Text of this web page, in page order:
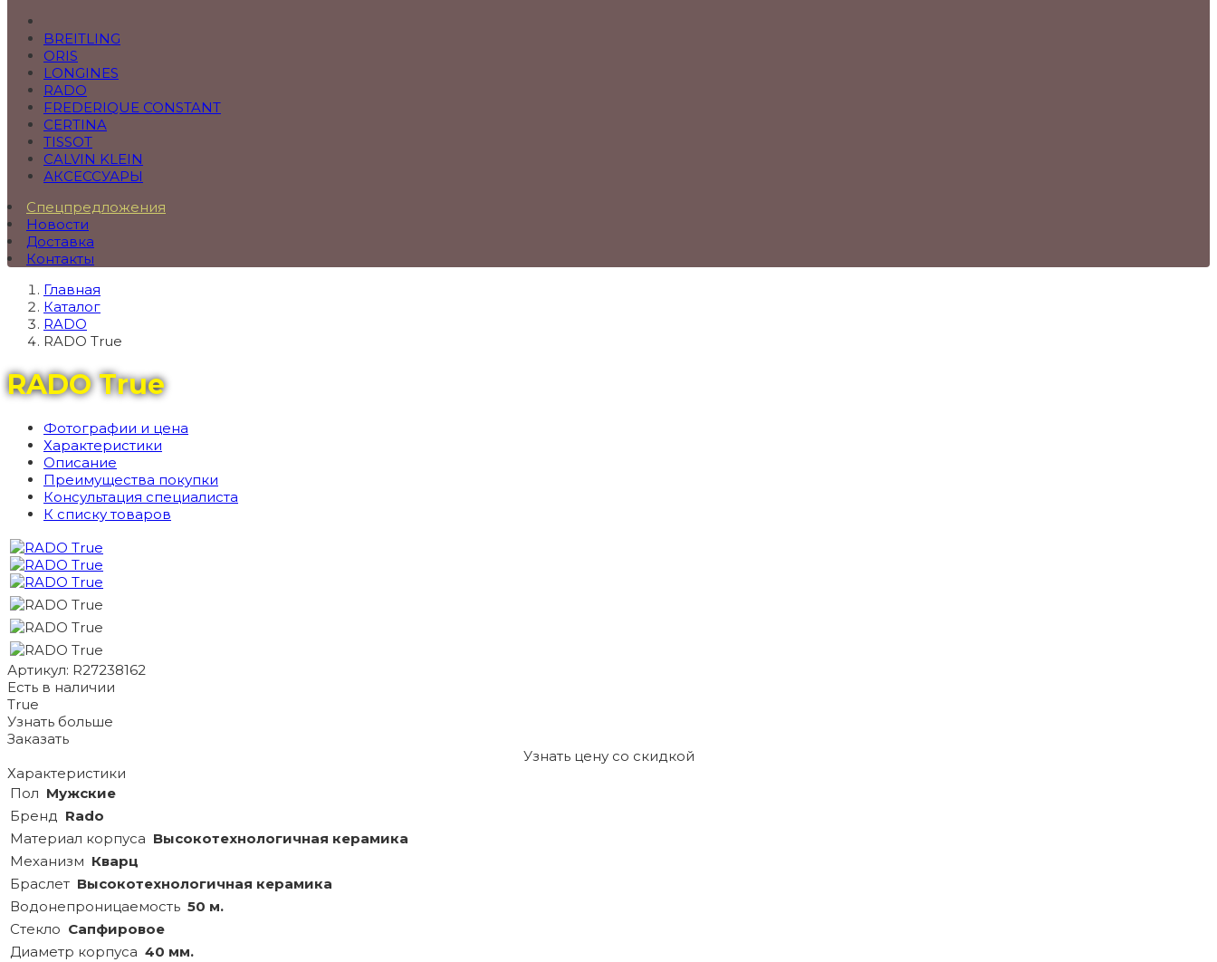
BREITLING
ORIS
LONGINES
RADO
FREDERIQUE CONSTANT
CERTINA
TISSOT
CALVIN KLEIN
АКСЕССУАРЫ
Спецпредложения
Новости
Доставка
Контакты
Главная
Каталог
RADO
RADO True
RADO True
Фотографии и цена
Характеристики
Описание
Преимущества покупки
Консультация специалиста
К списку товаров
Артикул: R27238162
Есть в наличии
True
Узнать больше
Заказать
Узнать цену со скидкой
Характеристики
Пол Мужские
Бренд Rado
Материал корпуса Высокотехнологичная керамика
Механизм Кварц
Браслет Высокотехнологичная керамика
Водонепроницаемость 50 м.
Стекло Сапфировое
Диаметр корпуса 40 мм.